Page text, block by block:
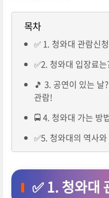
목차
✅ 1. 청와대 관람신
✅2. 청와대 입장료는
🎵 3. 공연이 있는 날
관람!
🚍 4. 청와대 가는 방
✅5. 청와대의 역사
✅ 1. 청와대